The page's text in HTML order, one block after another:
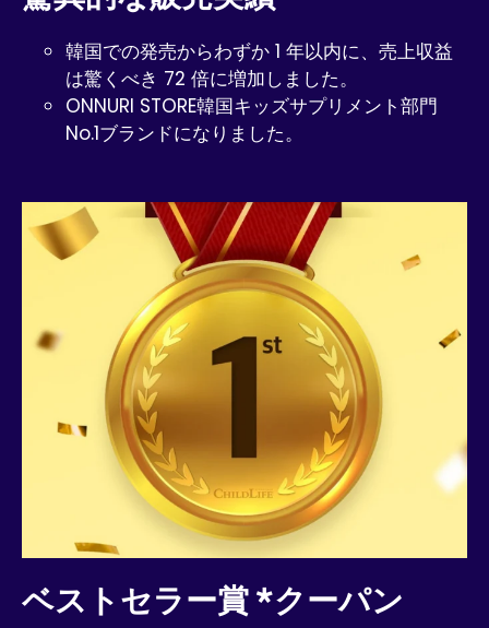
韓国での発売からわずか 1 年以内に、売上収益
は驚くべき 72 倍に増加しました。
ONNURI STORE韓国キッズサプリメント部門
No.1ブランドになりました。
ベストセラー賞 *クーパン